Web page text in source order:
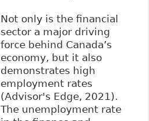
Not only is the financial
sector a major driving
force behind Canada’s
economy, but it also
demonstrates high
employment rates
(Advisor's Edge, 2021).
The unemployment rate